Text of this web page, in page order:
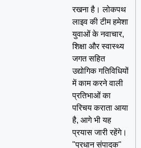
रखना है। लोकपथ
लाइव की टीम हमेशा
युवाओं के नवाचार,
शिक्षा और स्वास्थ्य
जगत सहित
उद्योगिक गतिविधियों
में काम करने वाली
प्रतिभाओं का
परिचय कराता आया
है, आगे भी यह
प्रयास जारी रहेंगे।
"प्रधान संपादक"